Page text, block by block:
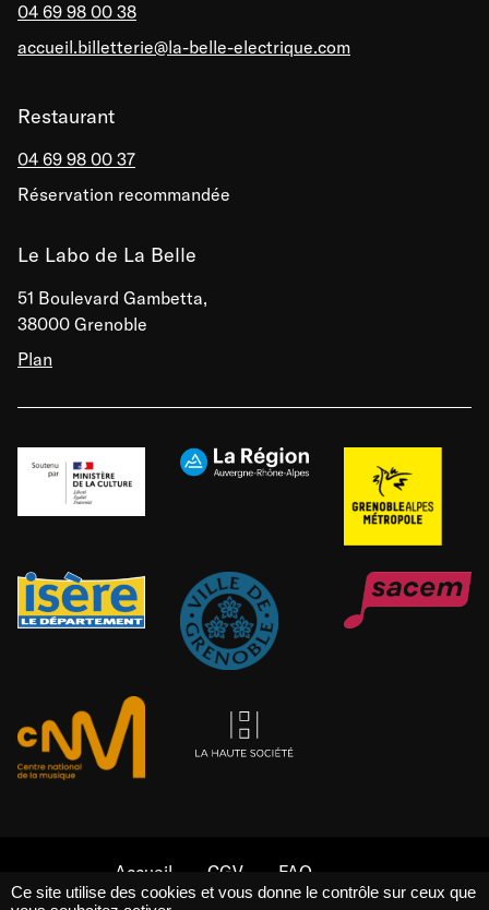
04 69 98 00 38
accueil.billetterie@la-belle-electrique.com
Restaurant
04 69 98 00 37
Réservation recommandée
Le Labo de La Belle
51 Boulevard Gambetta,
38000 Grenoble
Plan
Accueil CGV
FAQ
Mentions légales
Ce site utilise des cookies et vous donne le contrôle sur ceux que